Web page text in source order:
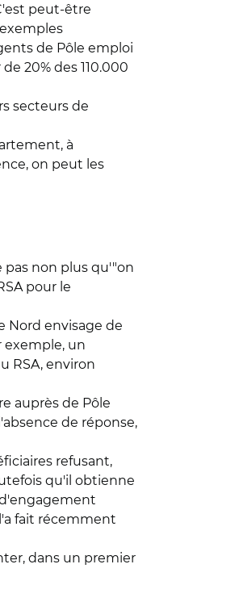
peut-être
de Pôle emploi
20% des 110.000
secteurs de
à
on peut les
pas non plus qu'"on
pour le
Nord envisage de
exemple, un
RSA, environ
auprès de Pôle
de réponse,
refusant,
qu'il obtienne
fait récemment
dans un premier